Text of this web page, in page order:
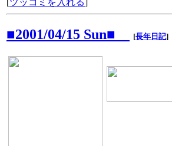
■2001/04/15 Sun■ [長年日記]